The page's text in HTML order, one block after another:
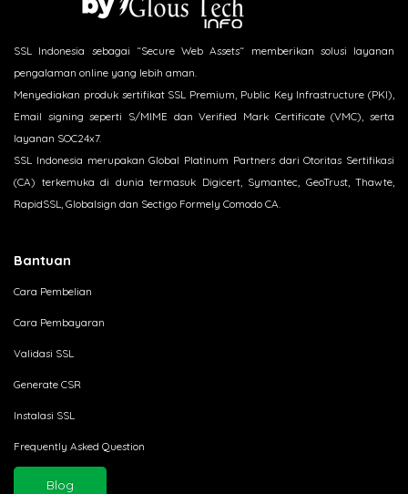
SSL Indonesia sebagai “Secure Web Assets“ memberikan solusi layanan
pengalaman online yang lebih aman.
Menyediakan produk sertifikat SSL Premium, Public Key Infrastructure (PKI),
Email signing seperti S/MIME dan Verified Mark Certificate (VMC), serta
layanan SOC24x7.
SSL Indonesia merupakan Global Platinum Partners dari Otoritas Sertifikasi
(CA) terkemuka di dunia termasuk Digicert, Symantec, GeoTrust, Thawte,
RapidSSL, Globalsign dan Sectigo Formely Comodo CA.
Bantuan
Cara Pembelian
Cara Pembayaran
Validasi SSL
Generate CSR
Instalasi SSL
Frequently Asked Question
Blog